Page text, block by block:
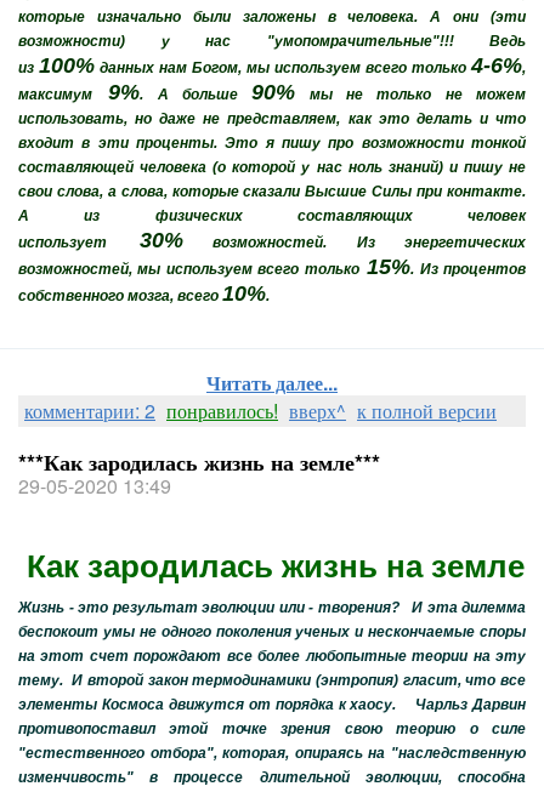
которые изначально были заложены в человека. А они (эти
возможности) у нас "умопомрачительные"!!! Ведь
из 100% данных нам Богом, мы используем всего только4-6%,
максимум
9%. А больше90% мы не только не можем
использовать, но даже не представляем, как это делать и что
входит в эти проценты. Это я пишу про возможности тонкой
составляющей человека (о которой у нас ноль знаний) и пишу не
свои слова, а слова, которые сказали Высшие Силы при контакте.
А из физических составляющих человек
использует
30%возможностей. Из энергетических
возможностей, мы используем всего только15%. Из процентов
собственного мозга, всего 10%.
Читать далее...
комментарии: 2 понравилось! вверх^ к полной версии
***Как зародилась жизнь на земле***
29-05-2020 13:49
Как зародилась жизнь на земле
Жизнь - это результат эволюции или - творения? И эта дилемма
беспокоит умы не одного поколения ученых и нескончаемые споры
на этот счет порождают все более любопытные теории на эту
тему. И второй закон термодинамики (энтропия) гласит, что все
элементы Космоса движутся от порядка к хаосу. Чарльз Дарвин
противопоставил этой точке зрения свою теорию о силе
"естественного отбора", которая, опираясь на "наследственную
изменчивость" в процессе длительной эволюции, способна